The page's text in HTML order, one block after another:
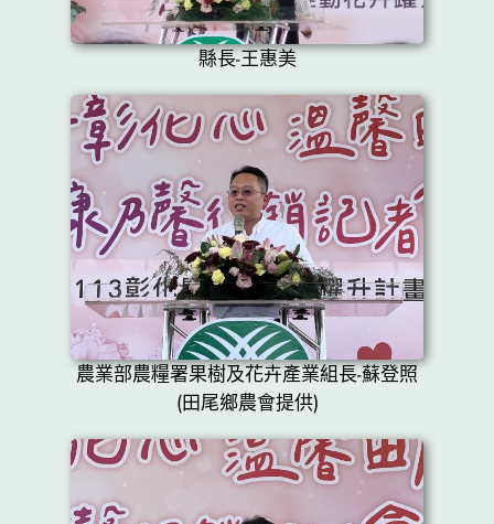
縣長-王惠美
農業部農糧署果樹及花卉產業組長-蘇登照
(田尾鄉農會提供)